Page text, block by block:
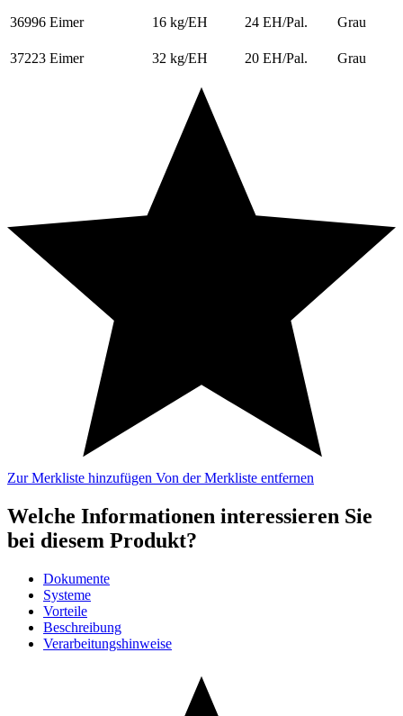
36996 Eimer 16 kg/EH 24 EH/Pal. Grau
37223 Eimer 32 kg/EH 20 EH/Pal. Grau
Zur Merkliste hinzufügen Von der Merkliste entfernen
Welche Informationen interessieren Sie
bei diesem Produkt?
Dokumente
Systeme
Vorteile
Beschreibung
Verarbeitungshinweise